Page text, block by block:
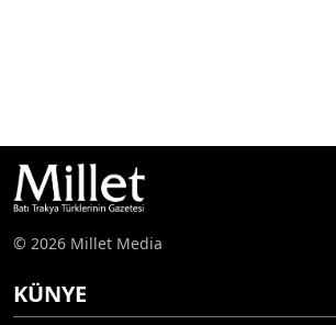
© 2026 Millet Media
KÜNYE